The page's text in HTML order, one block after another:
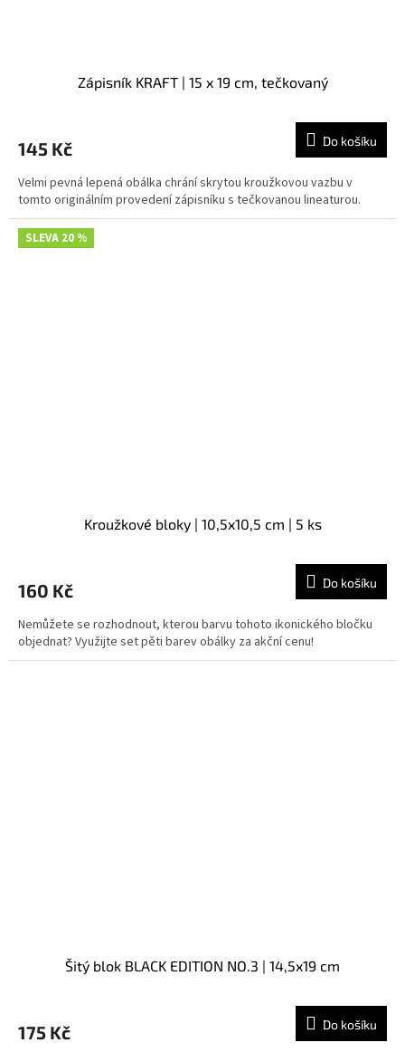
Zápisník KRAFT | 15 x 19 cm, tečkovaný
145 Kč Do košíku
Velmi pevná lepená obálka chrání skrytou kroužkovou vazbu v
tomto originálním provedení zápisníku s tečkovanou lineaturou.
SLEVA 20 %
Kroužkové bloky | 10,5x10,5 cm | 5 ks
160 Kč Do košíku
Nemůžete se rozhodnout, kterou barvu tohoto ikonického bločku
objednat? Využijte set pěti barev obálky za akční cenu!
Šitý blok BLACK EDITION NO.3 | 14,5x19 cm
175 Kč Do košíku